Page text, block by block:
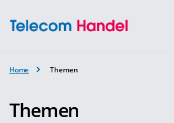
Home Themen
Themen